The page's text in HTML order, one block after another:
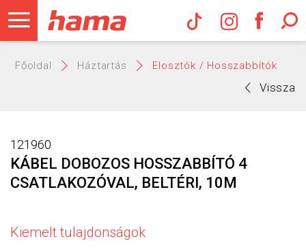
Hama
Főoldal Háztartás Elosztók / Hosszabbítók
Vissza
121960
KÁBEL DOBOZOS HOSSZABBÍTÓ 4
CSATLAKOZÓVAL, BELTÉRI, 10M
Kiemelt tulajdonságok